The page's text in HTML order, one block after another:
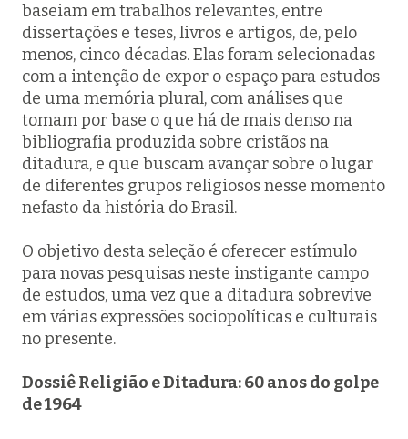
baseiam em trabalhos relevantes, entre
dissertações e teses, livros e artigos, de, pelo
menos, cinco décadas. Elas foram selecionadas
com a intenção de expor o espaço para estudos
de uma memória plural, com análises que
tomam por base o que há de mais denso na
bibliografia produzida sobre cristãos na
ditadura, e que buscam avançar sobre o lugar
de diferentes grupos religiosos nesse momento
nefasto da história do Brasil.
O objetivo desta seleção é oferecer estímulo
para novas pesquisas neste instigante campo
de estudos, uma vez que a ditadura sobrevive
em várias expressões sociopolíticas e culturais
no presente.
Dossiê Religião e Ditadura: 60 anos do golpe
de 1964